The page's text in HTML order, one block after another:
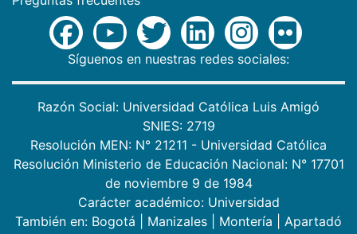
Síguenos en nuestras redes sociales:
Razón Social: Universidad Católica Luis Amigó
SNIES: 2719
Resolución MEN: N° 21211 - Universidad Católica
Resolución Ministerio de Educación Nacional: N° 17701
de noviembre 9 de 1984
Carácter académico: Universidad
También en: Bogotá Manizales Montería
Apartadó